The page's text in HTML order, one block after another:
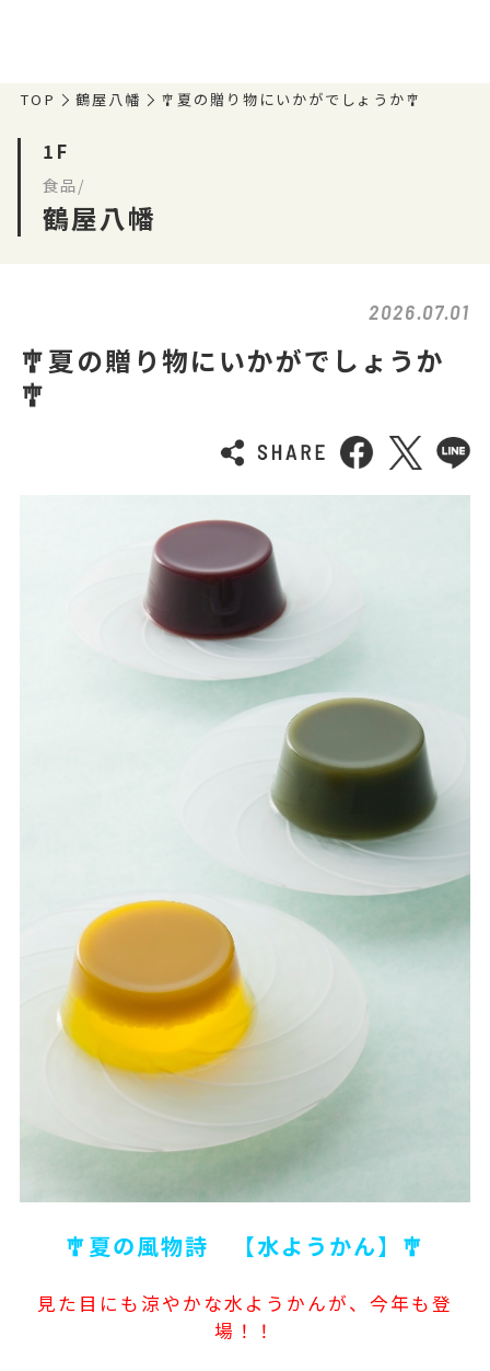
TOP 鶴屋八幡 🎐夏の贈り物にいかがでしょうか🎐
1F
食品/
鶴屋八幡
2026.07.01
🎐夏の贈り物にいかがでしょうか
🎐
🎐夏の風物詩 【水ようかん】🎐
見た目にも涼やかな水ようかんが、今年も登
場！！